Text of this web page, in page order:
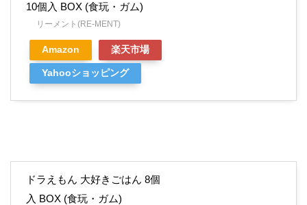
10個入 BOX (食玩・ガム)
リーメント(RE-MENT)
Amazon 楽天市場
Yahooショッピング
ドラえもん 大好きごはん 8個
入 BOX (食玩・ガム)